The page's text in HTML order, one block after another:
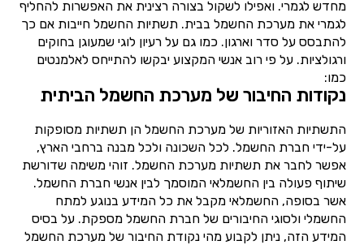
מחדש לגמרי. ואפילו לשקול בצורה רצינית את האפשרות להחליף
לגמרי את מערכת החשמל בבית. תשתיות החשמל חייבות אם כך
להתבסס על סדר וארגון. כמו גם על רעיון לוגי שמעוגן בחוקים
ורגולציות. על פי רוב אנשי המקצוע יבקשו להתייחס לאלמנטים
כמו:
נקודות החיבור של מערכת החשמל הביתית
התשתיות האזוריות של מערכת החשמל הן תשתיות מסופקות
על-ידי חברת החשמל. לכל השכונה ולכל מבנה ברחבי הארץ,
אפשר לחבר את תשתיות מערכת החשמל. זוהי משימה שדורשת
שיתוף פעולה בין החשמלאי המוסמך לבין אנשי חברת החשמל.
אשר בסופה, החשמלאי מקבל את כל המידע בנוגע למתח
החשמלי ולסוגי החיבורים של חברת החשמל מספקת. על בסיס
המידע הזה, ניתן לקבוע מהי נקודת החיבור של מערכת החשמל